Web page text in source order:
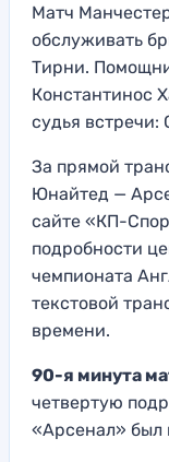
Матч
обслуживать
Тирни.
Константинос
судья встречи:
За прямой
Юнайтед —
сайте «КП-
подробности
чемпионата
текстовой
времени.
90-я минута
четвертую
«Арсенал» был